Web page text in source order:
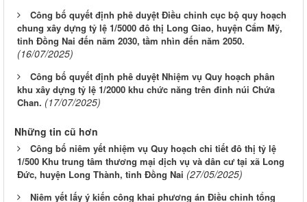
Công bố quyết định phê duyệt Điều chỉnh cục bộ quy hoạch
chung xây dựng tỷ lệ 1/5000 đô thị Long Giao, huyện Cẩm Mỹ,
tỉnh Đồng Nai đến năm 2030, tầm nhìn đến năm 2050.
(16/07/2025)
Công bố quyết định phê duyệt Nhiệm vụ Quy hoạch phân
khu xây dựng tỷ lệ 1/2000 khu chức năng trên đỉnh núi Chứa
Chan. (17/07/2025)
Những tin cũ hơn
Công bố niêm yết nhiệm vụ Quy hoạch chi tiết đô thị tỷ lệ
1/500 Khu trung tâm thương mại dịch vụ và dân cư tại xã Long
Đức, huyện Long Thành, tỉnh Đồng Nai (27/05/2025)
Niêm yết lấy ý kiến công khai phương án Điều chỉnh tổng